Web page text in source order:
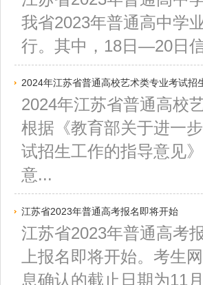
我省2023年普通高中学
行。其中，18日—20日
2024年江苏省普通高校艺术类专业考试招
2024年江苏省普通高校
根据《教育部关于进一
试招生工作的指导意见
意...
江苏省2023年普通高考报名即将开始
江苏省2023年普通高考
上报名即将开始。考生
息确认的截止日期为11